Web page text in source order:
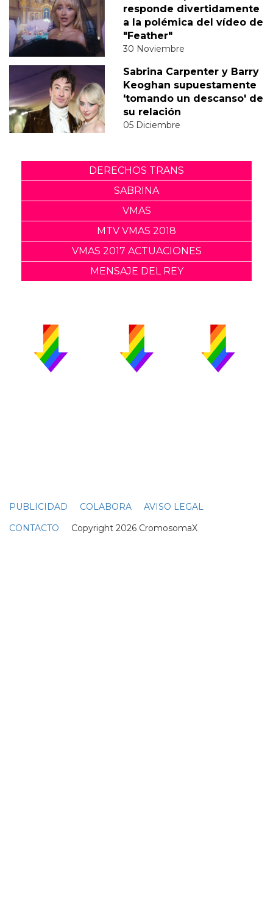
responde divertidamente
a la polémica del vídeo de
"Feather"
30 Noviembre
Sabrina Carpenter y Barry
Keoghan supuestamente
'tomando un descanso' de
su relación
05 Diciembre
DERECHOS TRANS
SABRINA
VMAS
MTV VMAS 2018
VMAS 2017 ACTUACIONES
MENSAJE DEL REY
PUBLICIDAD COLABORA
AVISO LEGAL
CONTACTO Copyright 2026 CromosomaX